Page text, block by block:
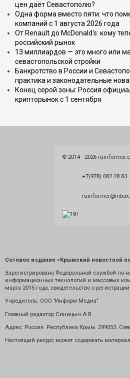
цен даёт Севастополю?
Одна форма вместо пяти: что
компаний с 1 августа 2026 года
От Renault до McDonald's: кому
российский рынок
13 миллиардов — это много или
севастопольской стройки
Банкротство в России и
практика и законодательные
Конец серой зоны: Россия
крипторынок с 1 сентября
© 2014 - 2026
+7(978) 082 28 83
Сетевое издание «Крымский новостной
Зарегистрировано Федеральной службой по
информационных технологий и массовых
марта 2015 года, свидетельство о
Учредитель: ООО "Информ Медиа"
Главный редактор Синицын А.В.
Адрес: Россия. Республика Крым. 299053.
Настоящий ресурс может содержать